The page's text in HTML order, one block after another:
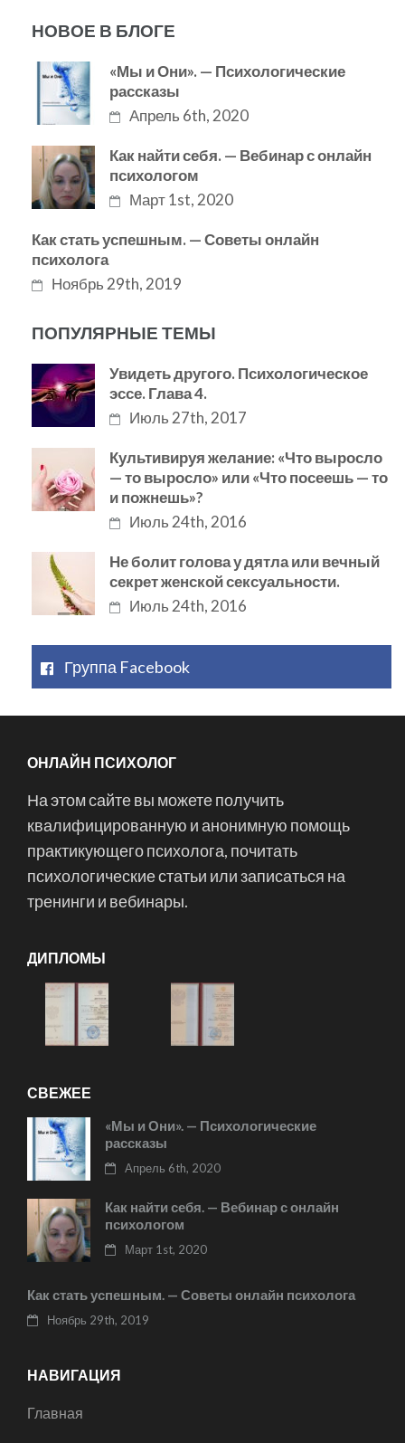
НОВОЕ В БЛОГЕ
«Мы и Они». — Психологические
рассказы
Апрель 6th, 2020
Как найти себя. — Вебинар с онлайн
психологом
Март 1st, 2020
Как стать успешным. — Советы онлайн
психолога
Ноябрь 29th, 2019
ПОПУЛЯРНЫЕ ТЕМЫ
Увидеть другого. Психологическое
эссе. Глава 4.
Июль 27th, 2017
Культивируя желание: «Что выросло
— то выросло» или «Что посеешь — то
и пожнешь»?
Июль 24th, 2016
Не болит голова у дятла или вечный
секрет женской сексуальности.
Июль 24th, 2016
Группа Facebook
ОНЛАЙН ПСИХОЛОГ
На этом сайте вы можете получить
квалифицированную и анонимную помощь
практикующего психолога, почитать
психологические статьи или записаться на
тренинги и вебинары.
ДИПЛОМЫ
СВЕЖЕЕ
«Мы и Они». — Психологические
рассказы
Апрель 6th, 2020
Как найти себя. — Вебинар с онлайн
психологом
Март 1st, 2020
Как стать успешным. — Советы онлайн психолога
Ноябрь 29th, 2019
НАВИГАЦИЯ
Главная